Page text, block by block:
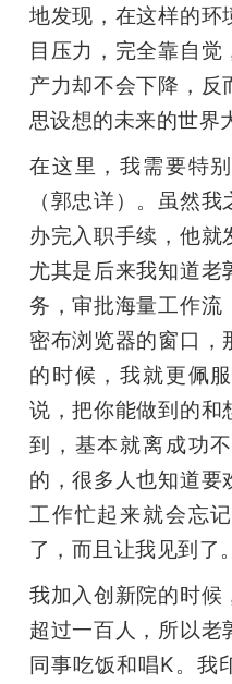
地发现，在这样的环
目压力，完全靠自觉
产力却不会下降，
思设想的未来的世界
在这里，我需要特
（郭忠详）。虽然
办完入职手续，他就
尤其是后来我知道老
务，审批海量工作流
密布浏览器的窗口，
的时候，我就更佩
说，把你能做到的和
到，基本就离成功
的，很多人也知道要
工作忙起来就会忘
了，而且让我见到了。
我加入创新院的时候
超过一百人，所以老
同事吃饭和唱K。我